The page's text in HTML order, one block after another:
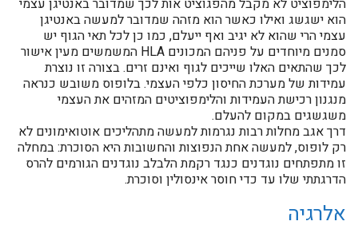
הלימפוציט לא מקבל מהפגוציט אות לכך שמדובר באנטיגן עצמי
הוא ישגשג ואילו כאשר הוא מזהה שמדובר למעשה באנטיגן
עצמי הרי שהוא לא יגיב ואף ייעלם, כמו כן לכל תאי הגוף יש
סמנים מיוחדים על פניהם המכונים HLA המשמשים מעין אישור
לכך שהתאים האלו שייכים לגוף ואינם זרים. בצורה זו נוצרת
עמידות של מערכת החיסון כלפי העצמי. בלופוס משובש כנראה
מנגנון רכישת העמידות והלימפוציטים המזהים את העצמי
משגשגים במקום להעלם.
דרך אגב מחלות רבות נגרמות למעשה מתהליכים אוטואימונים לא
רק לופוס, למעשה אחת הנפוצות והחשובות היא הסוכרת: במחלה
זו מתפתחים נוגדנים כנגד רקמת הלבלב נוגדנים הגורמים להרס
הדרגתתי שלו עד כדי חוסר אינסולין וסוכרת.
אלרגיה